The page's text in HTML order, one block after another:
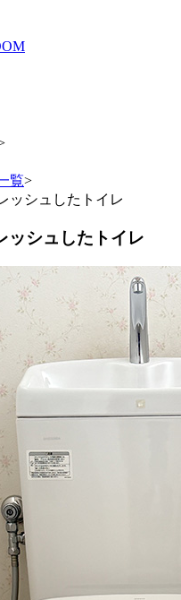
覧>
ッシュしたトイレ
ッシュしたトイレ